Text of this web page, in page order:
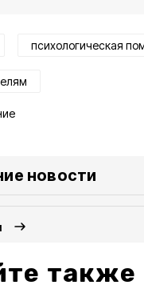
психологическая
новости
также